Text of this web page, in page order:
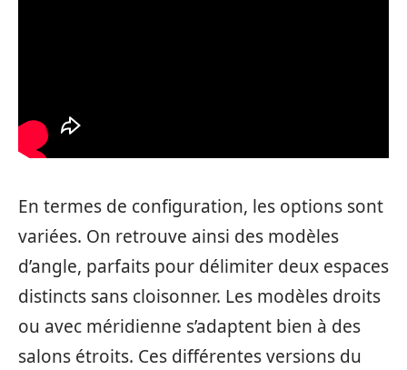
En termes de configuration, les options sont
variées. On retrouve ainsi des modèles
d’angle, parfaits pour délimiter deux espaces
distincts sans cloisonner. Les modèles droits
ou avec méridienne s’adaptent bien à des
salons étroits. Ces différentes versions du